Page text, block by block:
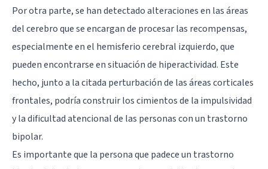
Por otra parte, se han detectado alteraciones en las áreas
del cerebro que se encargan de procesar las recompensas,
especialmente en el hemisferio cerebral izquierdo, que
pueden encontrarse en situación de hiperactividad. Este
hecho, junto a la citada perturbación de las áreas corticales
frontales, podría construir los cimientos de la impulsividad
y la dificultad atencional de las personas con un trastorno
bipolar.
Es importante que la persona que padece un trastorno